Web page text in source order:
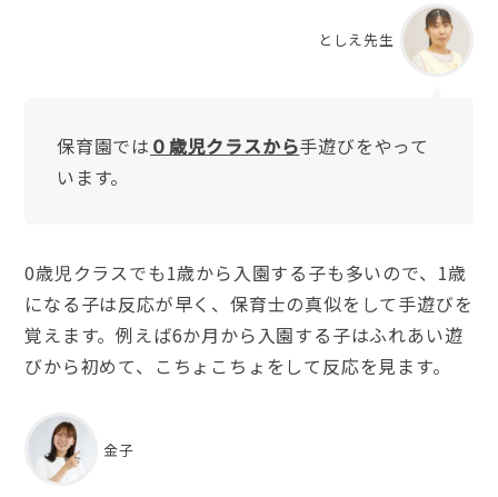
としえ先生
保育園では ０歳児クラスから手遊びをやって
います。
0歳児クラスでも1歳から入園する子も多いので、1歳
になる子は反応が早く、保育士の真似をして手遊びを
覚えます。例えば6か月から入園する子はふれあい遊
びから初めて、こちょこちょをして反応を見ます。
金子